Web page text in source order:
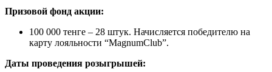
Призовой фонд акции:
100 000 тенге – 28 штук. Начисляется победителю на
карту лояльности “MagnumClub”.
Даты проведения розыгрышей: